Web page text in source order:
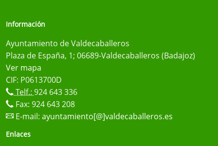
Información
Ayuntamiento de Valdecaballeros
Plaza de España, 1; 06689-Valdecaballeros (Badajoz)
Ver mapa
CIF: P0613700D
Telf.: 924 643 336
Fax: 924 643 208
E-mail: ayuntamiento[@]valdecaballeros.es
Enlaces